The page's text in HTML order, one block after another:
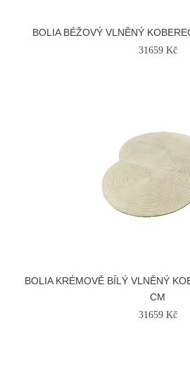
BOLIA BÉŽOVÝ VLNĚNÝ
31659 Kč
BOLIA KRÉMOVĚ BÍLÝ VLNĚNÝ
CM
31659 Kč